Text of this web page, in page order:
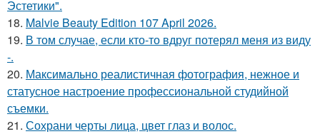
Эстетики".
18. Malvie Beauty Edition 107 April 2026.
19. В том случае, если кто-то вдруг потерял меня из виду
-.
20. Максимально реалистичная фотография, нежное и
статусное настроение профессиональной студийной
съемки.
21. Сохрани черты лица, цвет глаз и волос.